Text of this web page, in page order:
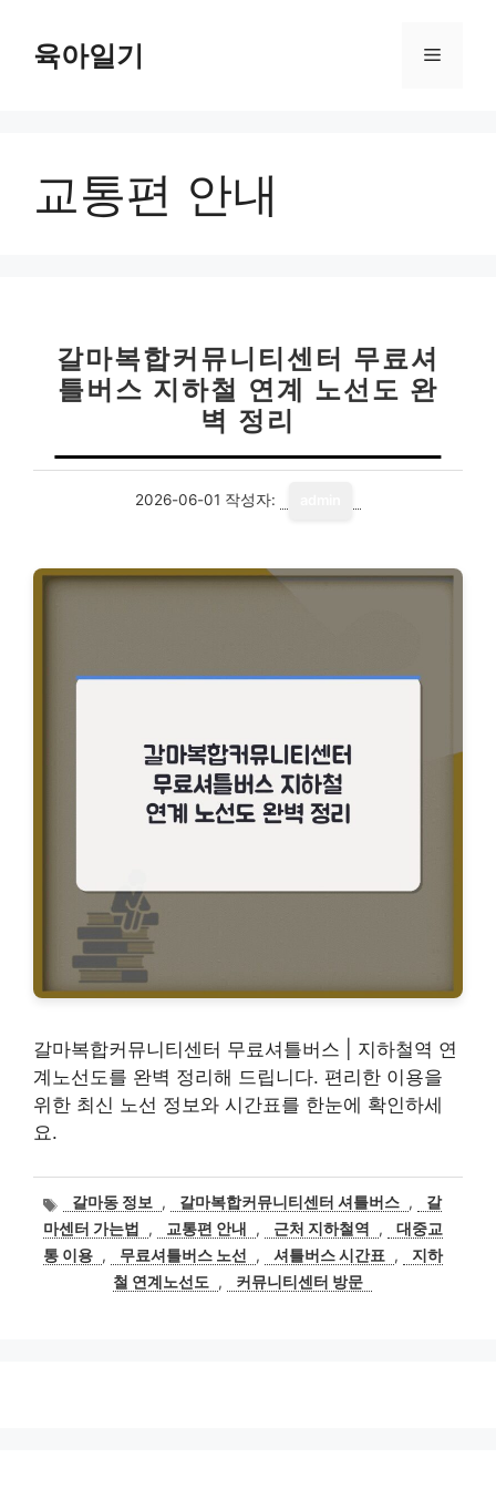
육아일기 메
교통편 안내
갈마복합커뮤니티센터 무료셔
틀버스 지하철 연계 노선도 완
벽 정리
2026-06-01 작성자:
갈마복합커뮤니티센터 무료셔틀버스 | 지하철역 연
계노선도를 완벽 정리해 드립니다. 편리한 이용을
위한 최신 노선 정보와 시간표를 한눈에 확인하세
요.
태
그
갈마동 정보 , 갈마복합커뮤니티센터 셔틀버스 ,
갈
마센터 가는법
, 교통편 안내 , 근처 지하철역 ,
대중교
통 이용 , 무료셔틀버스 노선 , 셔틀버스 시간표 ,
지하
철 연계노선도
, 커뮤니티센터 방문